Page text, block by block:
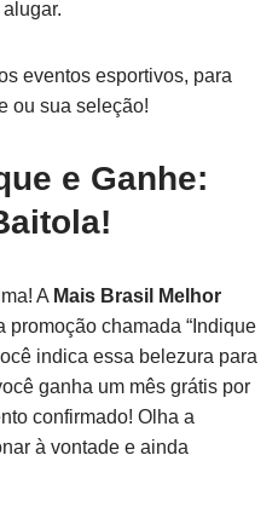
eventos esportivos, para
ou sua seleção!
e Ganhe:
A Mais Brasil Melhor
promoção chamada “Indique
indica essa belezura para
ganha um mês grátis por
confirmado! Olha a
à vontade e ainda